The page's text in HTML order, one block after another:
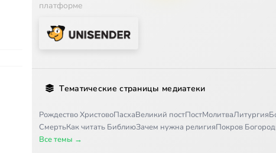
платформе
Тематические страницы медиатеки
Рождество ХристовоПасхаВеликий постПостМолитваЛитургия
СмертьКак читать БиблиюЗачем нужна религияПокров
Все темы →